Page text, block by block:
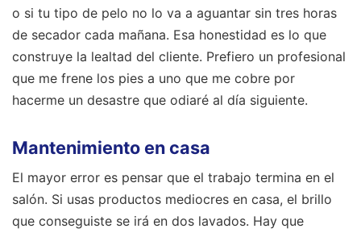
o si tu tipo de pelo no lo va a aguantar sin tres horas
de secador cada mañana. Esa honestidad es lo que
construye la lealtad del cliente. Prefiero un profesional
que me frene los pies a uno que me cobre por
hacerme un desastre que odiaré al día siguiente.
Mantenimiento en casa
El mayor error es pensar que el trabajo termina en el
salón. Si usas productos mediocres en casa, el brillo
que conseguiste se irá en dos lavados. Hay que